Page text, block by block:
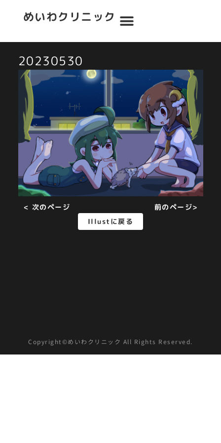
めいわクリニック
20230530
前のページ>
< 次のページ
Illustに戻る
Copyright©めいわクリニック All Rights Reserved.